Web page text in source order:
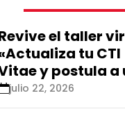
el taller
tu CTI
y postula a
calificación
julio 22, 2026